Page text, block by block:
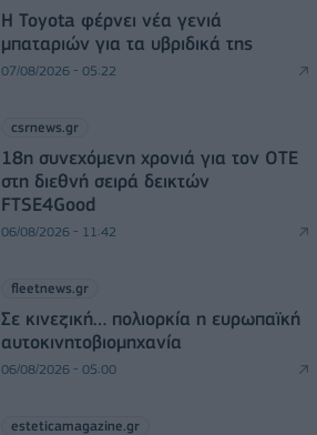
Η Toyota φέρνει νέα γενιά
μπαταριών για τα υβριδικά της
07/08/2026 - 05:22
csrnews.gr
18η συνεχόμενη χρονιά για τον ΟΤΕ
στη διεθνή σειρά δεικτών
FTSE4Good
06/08/2026 - 11:42
fleetnews.gr
Σε κινεζική… πολιορκία η ευρωπαϊκή
αυτοκινητοβιομηχανία
06/08/2026 - 05:00
esteticamagazine.gr